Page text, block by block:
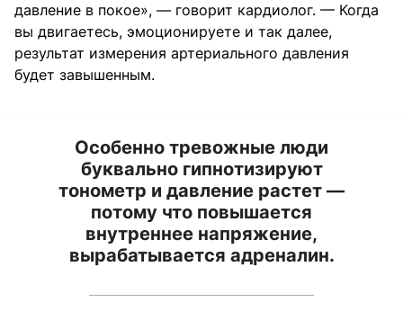
давление в покое», — говорит кардиолог. — Когда
вы двигаетесь, эмоционируете и так далее,
результат измерения артериального давления
будет завышенным.
Особенно тревожные люди
буквально гипнотизируют
тонометр и давление растет —
потому что повышается
внутреннее напряжение,
вырабатывается адреналин.